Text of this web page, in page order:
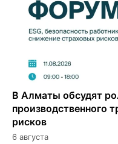
В Алматы обсудят
производственного
рисков
6 августа